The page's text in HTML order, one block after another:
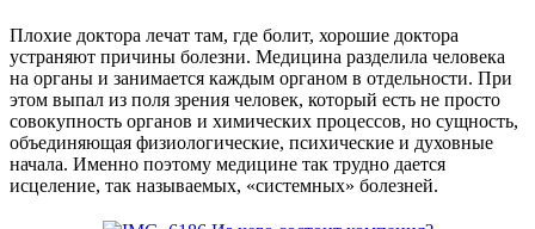
Плохие доктора лечат там, где болит, хорошие доктора
устраняют причины болезни. Медицина разделила человека
на органы и занимается каждым органом в отдельности. При
этом выпал из поля зрения человек, который есть не просто
совокупность органов и химических процессов, но сущность,
объединяющая физиологические, психические и духовные
начала. Именно поэтому медицине так трудно дается
исцеление, так называемых, «системных» болезней.